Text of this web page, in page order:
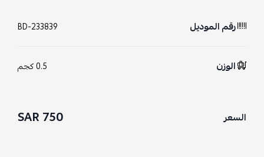
رقم الموديل BD-233839
الوزن 0.5 كجم
السعر 750 SAR